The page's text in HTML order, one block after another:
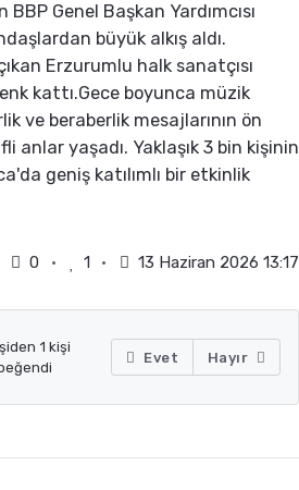
Genel Başkan Yardımcısı
büyük alkış aldı.
Erzurumlu halk sanatçısı
kattı.Gece boyunca müzik
ve beraberlik mesajlarının ön
anlar yaşadı. Yaklaşık 3 bin kişinin
geniş katılımlı bir etkinlik
0 1 13 Haziran 2026 13:17
1 kişi
Evet Hayır